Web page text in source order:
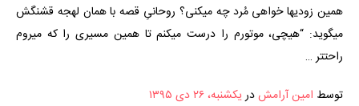
همین زودیها خواهی مُرد چه میکنی؟ روحانیِ قصه با همان لهجه قشنگش
میگوید: “هیچی، موتورم را درست میکنم تا همین مسیری را که میروم
راحتتر …
توسط امین آرامشدریکشنبه، ۲۶ دی ۱۳۹۵